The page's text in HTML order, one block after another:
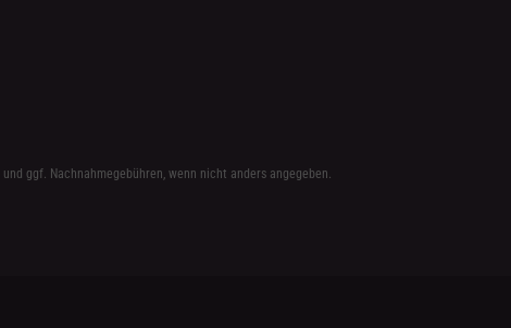
und ggf. Nachnahmegebühren, wenn nicht anders angegeben.